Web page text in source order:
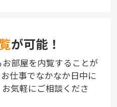
が可能！
部屋を内覧することが
仕事でなかなか日中に
気軽にご相談くださ